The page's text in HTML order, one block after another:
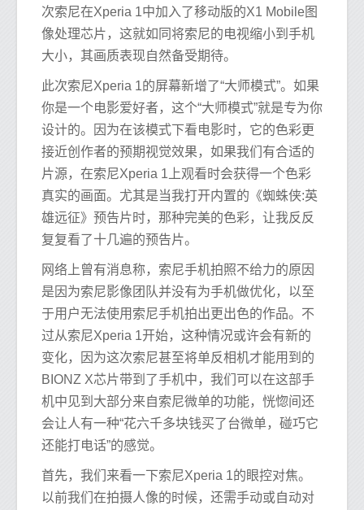
次索尼在Xperia 1中加入了移动版的X1 Mobile图
像处理芯片，这就如同将索尼的电视缩小到手机
大小，其画质表现自然备受期待。
此次索尼Xperia 1的屏幕新增了“大师模式”。如果
你是一个电影爱好者，这个“大师模式”就是专为你
设计的。因为在该模式下看电影时，它的色彩更
接近创作者的预期视觉效果，如果我们有合适的
片源，在索尼Xperia 1上观看时会获得一个色彩
真实的画面。尤其是当我打开内置的《蜘蛛侠:英
雄远征》预告片时，那种完美的色彩，让我反反
复复看了十几遍的预告片。
网络上曾有消息称，索尼手机拍照不给力的原因
是因为索尼影像团队并没有为手机做优化，以至
于用户无法使用索尼手机拍出更出色的作品。不
过从索尼Xperia 1开始，这种情况或许会有新的
变化，因为这次索尼甚至将单反相机才能用到的
BIONZ X芯片带到了手机中，我们可以在这部手
机中见到大部分来自索尼微单的功能，恍惚间还
会让人有一种“花六千多块钱买了台微单，碰巧它
还能打电话”的感觉。
首先，我们来看一下索尼Xperia 1的眼控对焦。
以前我们在拍摄人像的时候，还需手动或自动对